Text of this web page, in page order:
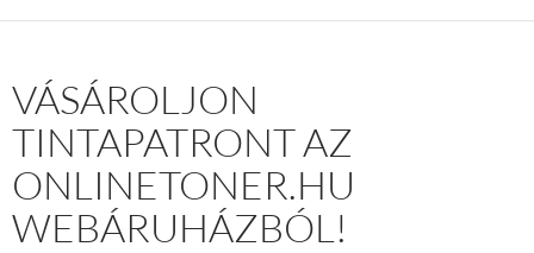
VÁSÁROLJON
TINTAPATRONT AZ
ONLINETONER.HU
WEBÁRUHÁZBÓL!